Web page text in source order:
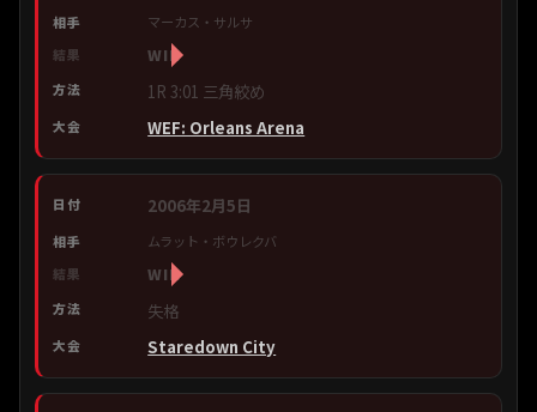
マーカス・サルサ
WIN
1R 3:01 三角絞め
WEF: Orleans Arena
2006年2月5日
ムラット・ボウレクバ
WIN
失格
Staredown City